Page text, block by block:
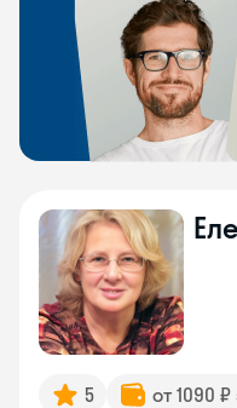
5 от 1090